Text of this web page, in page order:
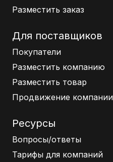
Разместить заказ
Для поставщиков
Покупатели
Разместить компанию
Разместить товар
Продвижение компании
Ресурсы
Вопросы/ответы
Тарифы для компаний